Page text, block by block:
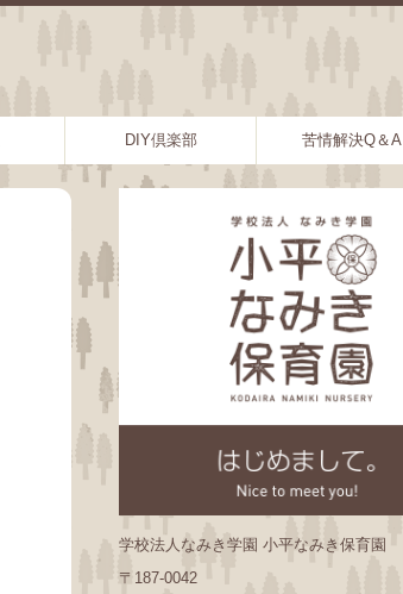
DIY倶楽部 苦情解決Q＆A
学校法人なみき学園 小平なみき保育園
〒187-0042